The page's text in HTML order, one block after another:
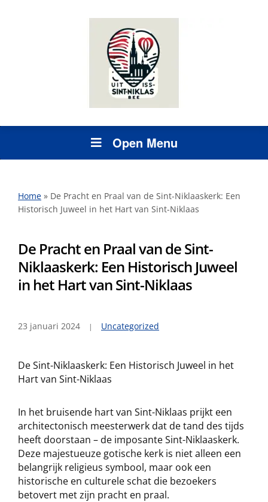
Open Menu
Home » De Pracht en Praal van de Sint-Niklaaskerk: Een
Historisch Juweel in het Hart van Sint-Niklaas
De Pracht en Praal van de Sint-
Niklaaskerk: Een Historisch Juweel
in het Hart van Sint-Niklaas
23 januari 2024 Uncategorized
De Sint-Niklaaskerk: Een Historisch Juweel in het
Hart van Sint-Niklaas
In het bruisende hart van Sint-Niklaas prijkt een
architectonisch meesterwerk dat de tand des tijds
heeft doorstaan – de imposante Sint-Niklaaskerk.
Deze majestueuze gotische kerk is niet alleen een
belangrijk religieus symbool, maar ook een
historische en culturele schat die bezoekers
betovert met zijn pracht en praal.